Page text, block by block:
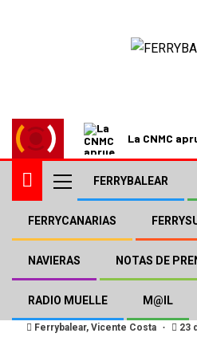
La CNMC
FERRYBALEAR
FERRYCANARIAS
NAVIERAS NOTAS DE
RADIO MUELLE M@IL
El «Teide» de
Valencia-Ibiza-
Ferrybalear, Vicente Costa 23